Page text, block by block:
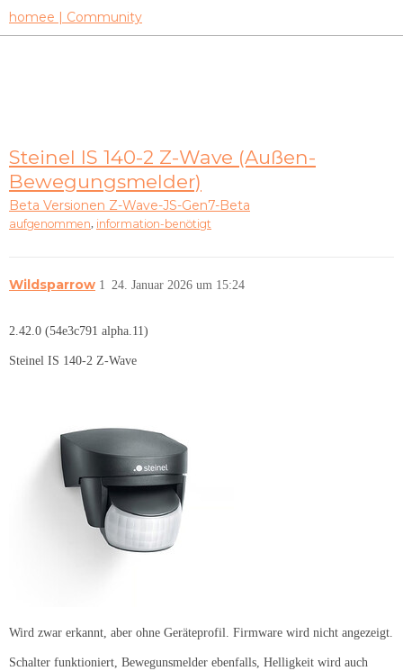
homee | Community
Steinel IS 140-2 Z-Wave (Außen-
Bewegungsmelder)
Beta Versionen Z-Wave-JS-Gen7-Beta
aufgenommen information-benötigt
Wildsparrow 24. Januar 2026 um 15:24
1
2.42.0 (54e3c791 alpha.11)
Steinel IS 140-2 Z-Wave
Wird zwar erkannt, aber ohne Geräteprofil. Firmware wird nicht angezeigt.
Schalter funktioniert, Bewegunsmelder ebenfalls, Helligkeit wird auch